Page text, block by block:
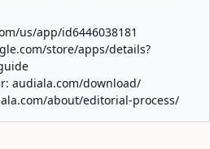
us/app/id6446038181
store/apps/details?
audiala.com/download/
about/editorial-process/